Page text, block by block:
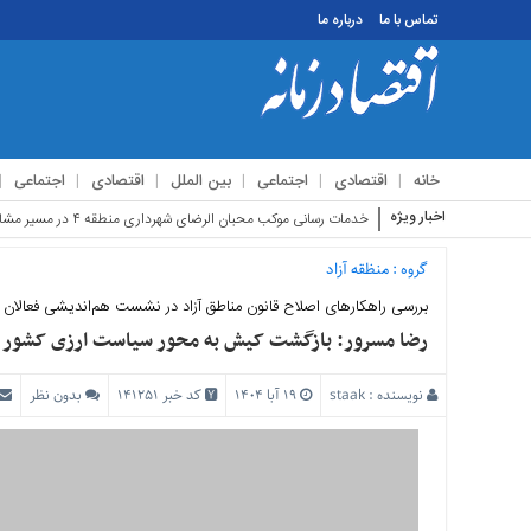
تماس با ما درباره ما
خانه اقتصادی اجتماعی بین الملل اقتصادی اجتماعی
تماس
ما
درباره
اخبار ویژه استقبال
گروه :منظقه آزاد
بررسی راهکارهای اصلاح قانون مناطق آزاد در نشست هم‌اندیشی
رضا مسرور: بازگشت کیش به محور سیاست ارزی کشور
نویسنده :staak کد خبر 141251 بدون نظر